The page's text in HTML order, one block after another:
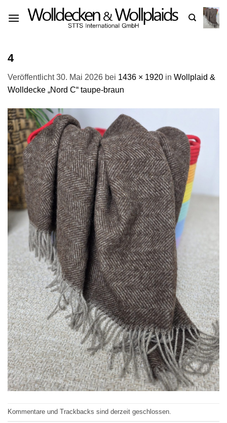
Inhalt
4
Veröffentlicht30. Mai 2026 bei 1436 × 1920 in Wollplaid &
Wolldecke „Nord C“ taupe-braun
Kommentare und Trackbacks sind derzeit geschlossen.